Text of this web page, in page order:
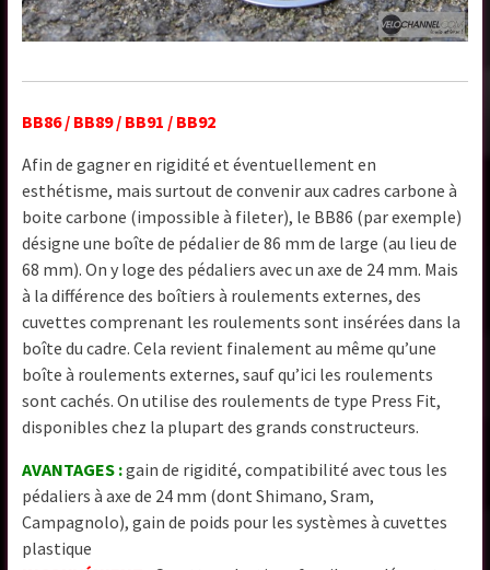
BB86 / BB89 / BB91 / BB92
Afin de gagner en rigidité et éventuellement en
esthétisme, mais surtout de convenir aux cadres carbone à
boite carbone (impossible à fileter), le BB86 (par exemple)
désigne une boîte de pédalier de 86 mm de large (au lieu de
68 mm). On y loge des pédaliers avec un axe de 24 mm. Mais
à la différence des boîtiers à roulements externes, des
cuvettes comprenant les roulements sont insérées dans la
boîte du cadre. Cela revient finalement au même qu’une
boîte à roulements externes, sauf qu’ici les roulements
sont cachés. On utilise des roulements de type Press Fit,
disponibles chez la plupart des grands constructeurs.
AVANTAGES :gain de rigidité, compatibilité avec tous les
pédaliers à axe de 24 mm (dont Shimano, Sram,
Campagnolo), gain de poids pour les systèmes à cuvettes
plastique